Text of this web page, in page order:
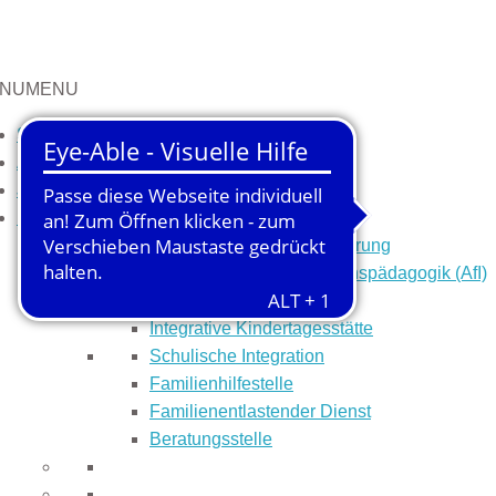
MENU
Start
Aktuelles
Jobs
Kinder
Interdisziplinäre Frühförderung
Arbeitsstelle für Integrationspädagogik (AfI)
Integrative Kinderkrippe
Integrative Kindertagesstätte
Schulische Integration
Familienhilfestelle
Familienentlastender Dienst
Beratungsstelle